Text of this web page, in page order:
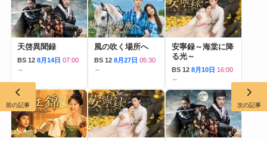
天啓異聞録
BS 12 8月14日 07:00
～
風の吹く場所へ
BS 12 8月27日 05:30
～
安寧録～海棠に降
る光～
BS 12 8月10日 16:00
～
前の記事 次の記事